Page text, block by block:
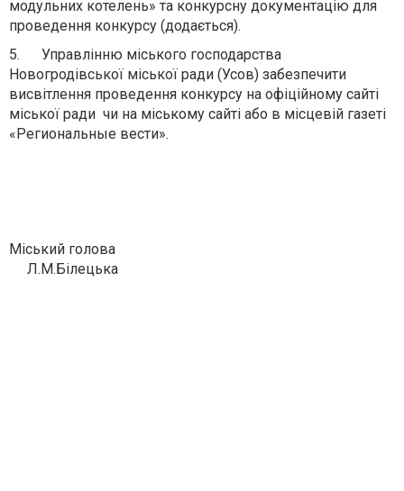
модульних котелень» та конкурсну документацію для
проведення конкурсу (додається).
5. Управлінню міського господарства
Новогродівської міської ради (Усов) забезпечити
висвітлення проведення конкурсу на офіційному сайті
міської ради чи на міському сайті або в місцевій газеті
«Региональные вести».
Міський голова
Л.М.Білецька